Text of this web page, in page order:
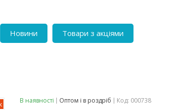
Новини Товари з акціями
В наявності Оптом і в роздріб Код: 000738